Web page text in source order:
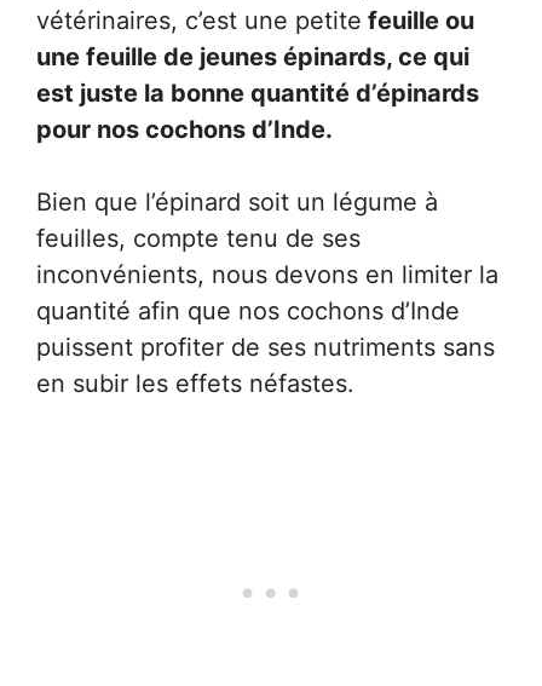
vétérinaires, c’est une petite feuille ou
une feuille de jeunes épinards, ce qui
est juste la bonne quantité d’épinards
pour nos cochons d’Inde.
Bien que l’épinard soit un légume à
feuilles, compte tenu de ses
inconvénients, nous devons en limiter la
quantité afin que nos cochons d’Inde
puissent profiter de ses nutriments sans
en subir les effets néfastes.